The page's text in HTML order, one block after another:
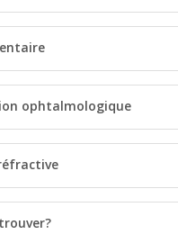
ophtalmologique